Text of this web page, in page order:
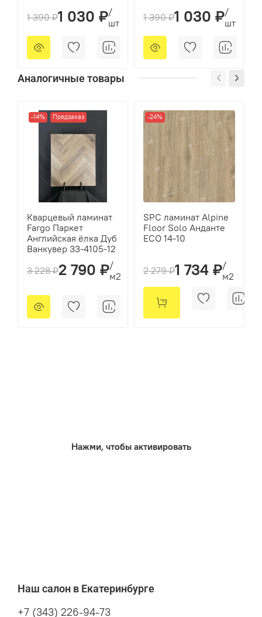
1 390 ₽1 030 ₽/
шт
1 390 ₽1 030 ₽/
шт
Аналогичные товары
-14% Предзаказ
Кварцевый ламинат
Fargo Паркет
Английская ёлка Дуб
Ванкувер 33-4105-12
3 228 ₽2 790 ₽/
м2
-24%
SPC ламинат Alpine
Floor Solo Анданте
ЕСО 14-10
2 279 ₽1 734 ₽/
м2
Нажми, чтобы активировать
Наш салон в Екатеринбурге
+7 (343) 226-94-73